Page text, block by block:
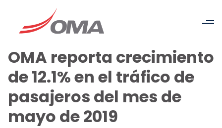
OMA reporta crecimiento
de 12.1% en el tráfico de
pasajeros del mes de
mayo de 2019